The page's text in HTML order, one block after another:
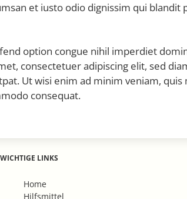
et iusto odio dignissim qui
option congue nihil imperdiet
consectetuer adipiscing elit, sed
Ut wisi enim ad minim veniam,
consequat.
WICHTIGE LINKS
Navigation
überspringen
Home
Hilfsmittel